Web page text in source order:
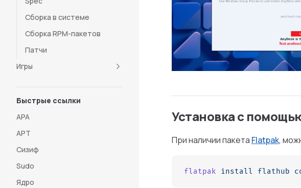
Сборка в системе
Сборка RPM-пакетов
Патчи
Игры
Быстрые ссылки
APA
APT
Сизиф
Sudo
Ядро
Установка c
При наличии пакета Flatpak,
flatpak install flathub